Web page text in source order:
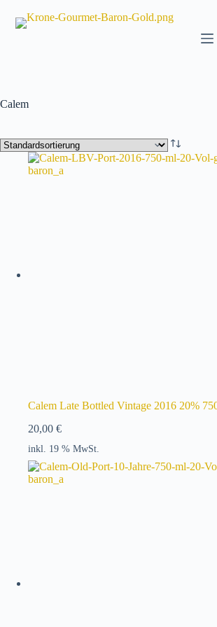
Inhalt
springen
Calem
Calem Late Bottled Vintage 2016 20%
20,00 €
inkl. 19 % MwSt.